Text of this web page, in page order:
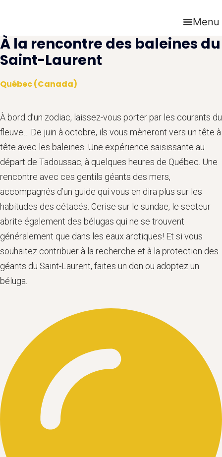
Menu
À la rencontre des baleines du
Saint-Laurent
Québec (Canada)
À bord d’un zodiac, laissez-vous porter par les courants du
fleuve… De juin à octobre, ils vous mèneront vers un tête à
tête avec les baleines. Une expérience saisissante au
départ de Tadoussac, à quelques heures de Québec. Une
rencontre avec ces gentils géants des mers,
accompagnés d’un guide qui vous en dira plus sur les
habitudes des cétacés. Cerise sur le sundae, le secteur
abrite également des bélugas qui ne se trouvent
généralement que dans les eaux arctiques! Et si vous
souhaitez contribuer à la recherche et à la protection des
géants du Saint-Laurent, faites un don ou adoptez un
béluga.